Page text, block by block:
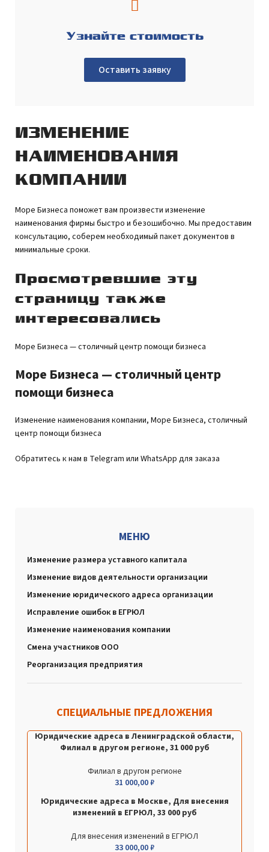
МЕНЮ
Изменение размера уставного капитала
Изменение видов деятельности организации
Изменение юридического адреса организации
Исправление ошибок в ЕГРЮЛ
Изменение наименования компании
Смена участников ООО
Реорганизация предприятия
СПЕЦИАЛЬНЫЕ ПРЕДЛОЖЕНИЯ
Юридические адреса в Ленинградской области,
Филиал в другом регионе, 31 000 руб
Филиал в другом регионе
31 000,00₽
Юридические адреса в Москве, Для внесения
изменений в ЕГРЮЛ, 33 000 руб
Для внесения изменений в ЕГРЮЛ
33 000,00₽
Узнайте стоимость
Оставить заявку
ИЗМЕНЕНИЕ
НАИМЕНОВАНИЯ
КОМПАНИИ
Море Бизнеса поможет вам произвести изменение
наименования фирмы быстро и безошибочно. Мы предоставим
консультацию, соберем необходимый пакет документов в
минимальные сроки.
Просмотревшие эту
страницу также
интересовались
Море Бизнеса — столичный центр помощи бизнеса
Море Бизнеса — столичный центр
помощи бизнеса
Изменение наименования компании, Море Бизнеса, столичный
центр помощи бизнеса
Обратитесь к нам в Telegram или WhatsApp для заказа